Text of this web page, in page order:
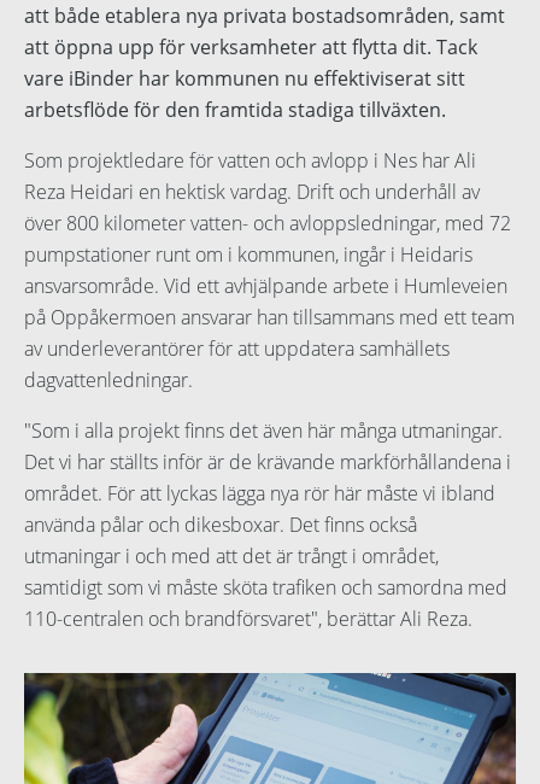
Polski
Suomi
att både etablera nya privata bostadsområden, samt
att öppna upp för verksamheter att flytta dit. Tack
vare iBinder har kommunen nu effektiviserat sitt
arbetsflöde för den framtida stadiga tillväxten.
Som projektledare för vatten och avlopp i Nes har Ali
Reza Heidari en hektisk vardag. Drift och underhåll av
över 800 kilometer vatten- och avloppsledningar, med 72
pumpstationer runt om i kommunen, ingår i Heidaris
ansvarsområde. Vid ett avhjälpande arbete i Humleveien
på Oppåkermoen ansvarar han tillsammans med ett team
av underleverantörer för att uppdatera samhällets
dagvattenledningar.
"Som i alla projekt finns det även här många utmaningar.
Det vi har ställts inför är de krävande markförhållandena i
området. För att lyckas lägga nya rör här måste vi ibland
använda pålar och dikesboxar. Det finns också
utmaningar i och med att det är trångt i området,
samtidigt som vi måste sköta trafiken och samordna med
110-centralen och brandförsvaret", berättar Ali Reza.